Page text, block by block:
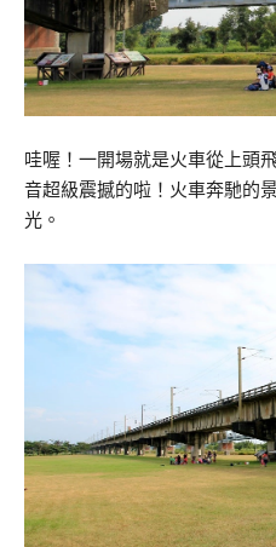
哇喔！一開場就是火車從上頭
音超級震撼的啦！火車奔馳的
光。